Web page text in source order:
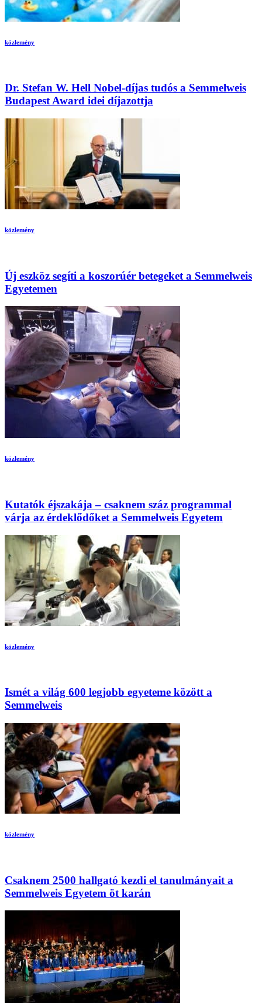
közlemény
Dr. Stefan W. Hell Nobel-díjas tudós a Semmelweis
Budapest Award idei díjazottja
közlemény
Új eszköz segíti a koszorúér betegeket a Semmelweis
Egyetemen
közlemény
Kutatók éjszakája – csaknem száz programmal
várja az érdeklődőket a Semmelweis Egyetem
közlemény
Ismét a világ 600 legjobb egyeteme között a
Semmelweis
közlemény
Csaknem 2500 hallgató kezdi el tanulmányait a
Semmelweis Egyetem öt karán